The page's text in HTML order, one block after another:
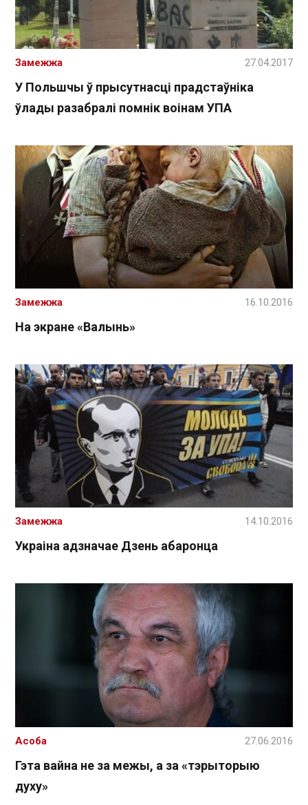
У Польшчы ў прысутнасці прадстаўніка
ўлады разабралі помнік воінам УПА
Замежжа 27.04.2017
На экране «Валынь»
Замежжа 16.10.2016
Украіна адзначае Дзень абаронца
Замежжа 14.10.2016
Гэта вайна не за межы, а за «тэрыторыю
духу»
Асоба 27.06.2016